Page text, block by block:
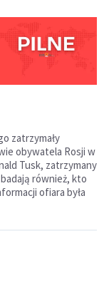
zatrzymały
obywatela Rosji w
Tusk, zatrzymany
również, kto
ofiara była